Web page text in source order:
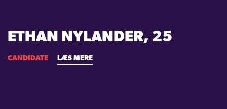
ETHAN NYLANDER, 25
CANDIDATE LÆS MERE